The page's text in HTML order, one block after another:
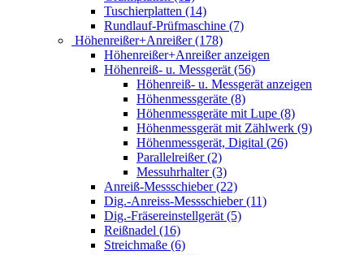
Tuschierplatten (14)
Rundlauf-Prüfmaschine (7)
Höhenreißer+Anreißer (178)
Höhenreißer+Anreißer anzeigen
Höhenreiß- u. Messgerät (56)
Höhenreiß- u. Messgerät anzeigen
Höhenmessgeräte (8)
Höhenmessgeräte mit Lupe (8)
Höhenmessgerät mit Zählwerk (9)
Höhenmessgerät, Digital (26)
Parallelreißer (2)
Messuhrhalter (3)
Anreiß-Messschieber (22)
Dig.-Anreiss-Messschieber (11)
Dig.-Fräsereinstellgerät (5)
Reißnadel (16)
Streichmaße (6)